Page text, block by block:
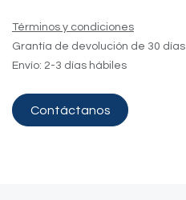
Términos y condiciones
Grantía de devolución de 30 días
Envío: 2-3 días hábiles
Contáctanos